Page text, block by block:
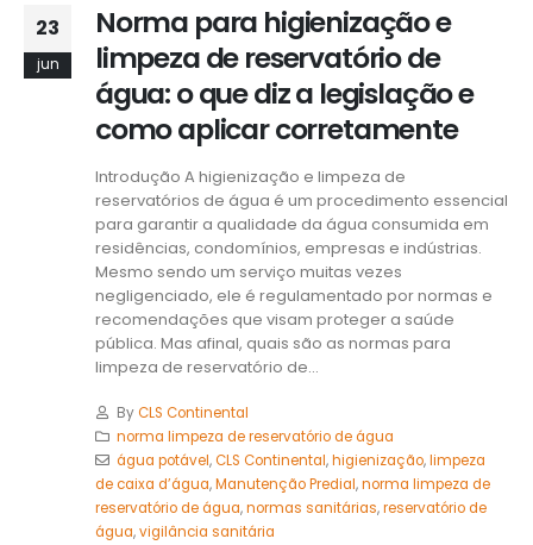
23
jun
Norma para higienização e
limpeza de reservatório de
água: o que diz a legislação e
como aplicar corretamente
Introdução A higienização e limpeza de
reservatórios de água é um procedimento essencial
para garantir a qualidade da água consumida em
residências, condomínios, empresas e indústrias.
Mesmo sendo um serviço muitas vezes
negligenciado, ele é regulamentado por normas e
recomendações que visam proteger a saúde
pública. Mas afinal, quais são as normas para
limpeza de reservatório de...
ByCLS Continental
norma limpeza de reservatório de água
água potável,CLS Continental,higienização,limpeza
de caixa d’água,Manutenção Predial,norma limpeza de
reservatório de água,normas sanitárias,reservatório de
água,vigilância sanitária